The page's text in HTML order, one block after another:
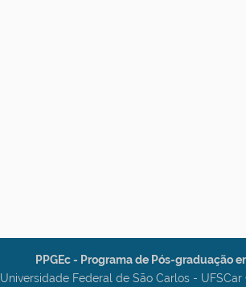
PPGEc - Programa de Pós-graduação
Universidade Federal de São Carlos -